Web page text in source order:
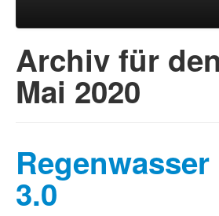
Hauptmenü
Archiv für
Mai 2020
3.0